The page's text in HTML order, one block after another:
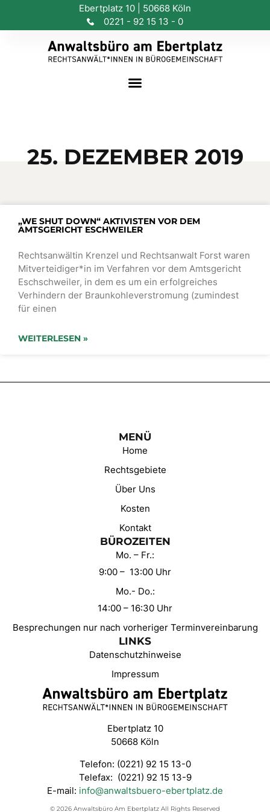
Ebertplatz 10 | 50668 Köln
0221 - 92 15 13 - 0
25. DEZEMBER 2019
„WE SHUT DOWN“ AKTIVISTEN VOR DEM
AMTSGERICHT ESCHWEILER
Rechtsanwältin Krenzel und Rechtsanwalt Forst waren
Mitverteidiger*in im Verfahren vor dem Amtsgericht
Eschschweiler, in dem es um ein erfolgreiches
Verhindern der Braunkohleverstromung (zumindest
für einen
WEITERLESEN »
Ebertplatz 10
50668 Köln
Telefon: (0221) 92 15 13-0
Telefax: (0221) 92 15 13-9
E-mail: info@anwaltsbuero-ebertplatz.de
© 2026 Anwaltsbüro Am Ebertplatz All Rights Reserved
MENÜ
Home
Rechtsgebiete
Über Uns
Kosten
Kontakt
BÜROZEITEN
Mo. – Fr.:
9:00 – 13:00 Uhr
Mo.- Do.:
14:00 – 16:30 Uhr
Besprechungen nur nach vorheriger Terminvereinbarung
LINKS
Datenschutzhinweise
Impressum